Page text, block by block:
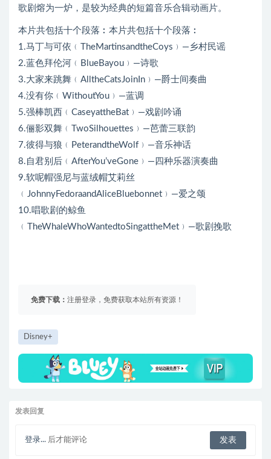
歌剧熔为一炉，是较为经典的短篇音乐合辑动画片。
本片共包括十个段落︰本片共包括十个段落︰
1.马丁与可依﹙TheMartinsandtheCoys﹚—乡村民谣
2.蓝色拜伦河﹙BlueBayou﹚—诗歌
3.大家来跳舞﹙AlltheCatsJoinIn﹚—爵士间奏曲
4.没有你﹙WithoutYou﹚—蓝调
5.强棒凯西﹙CaseyattheBat﹚—戏剧吟诵
6.俪影双舞﹙TwoSilhouettes﹚—芭蕾三联韵
7.彼得与狼﹙PeterandtheWolf﹚—音乐神话
8.自君别后﹙AfterYou’veGone﹚—四种乐器演奏曲
9.软呢帽强尼与蓝绒帽艾莉丝
﹙JohnnyFedoraandAliceBluebonnet﹚—爱之颂
10.唱歌剧的鲸鱼
﹙TheWhaleWhoWantedtoSingattheMet﹚—歌剧挽歌
免费下载： 注册登录，免费获取本站所有资源！
Disney+
发表回复
登录... 后才能评论